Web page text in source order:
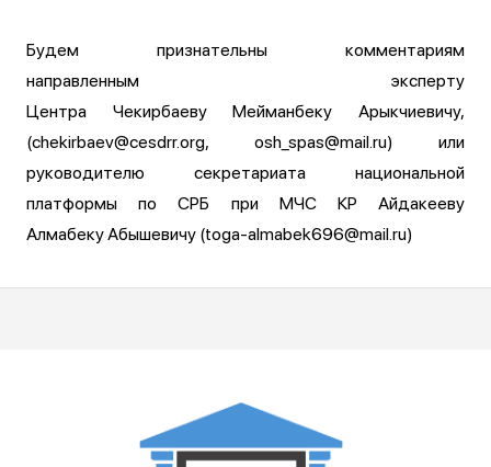
Будем признательны комментариям
направленным эксперту
Центра Чекирбаеву Мейманбеку Арыкчиевичу,
(chekirbaev@cesdrr.org, osh_spas@mail.ru) или
руководителю секретариата национальной
платформы по СРБ при МЧС КР Айдакееву
Алмабеку Абышевичу (toga-almabek696@mail.ru)